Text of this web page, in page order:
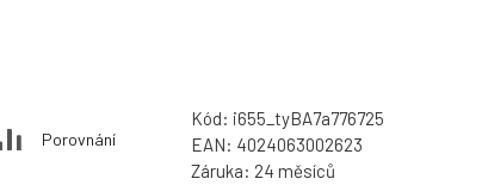
Porovnání
Kód: i655_tyBA7a776725
EAN: 4024063002623
Záruka: 24 měsíců